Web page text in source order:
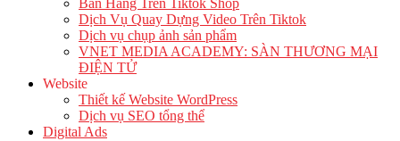
Dịch Vụ Quay Dựng Video Trên Tiktok
Dịch vụ chụp ảnh sản phẩm
VNET MEDIA ACADEMY: SÀN THƯƠNG MẠI
ĐIỆN TỬ
Website
Thiết kế Website WordPress
Dịch vụ SEO tổng thể
Digital Ads